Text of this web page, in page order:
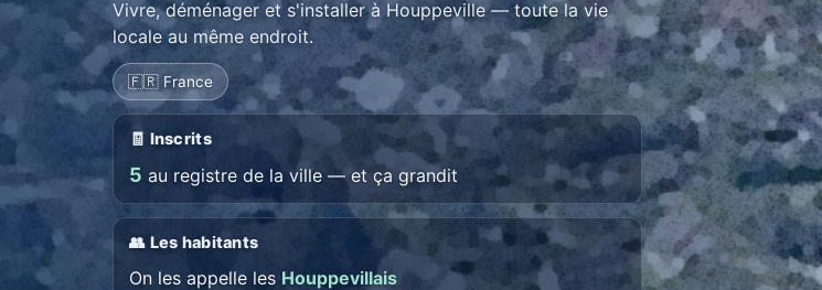
Vivre, déménager et s'installer à Houppeville — toute la vie
locale au même endroit.
🇫🇷 France
🧾 Inscrits
5 au registre de la ville — et ça grandit
👥 Les habitants
On les appelle les Houppevillais